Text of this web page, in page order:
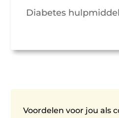
Diabetes
Voordelen voor jou als